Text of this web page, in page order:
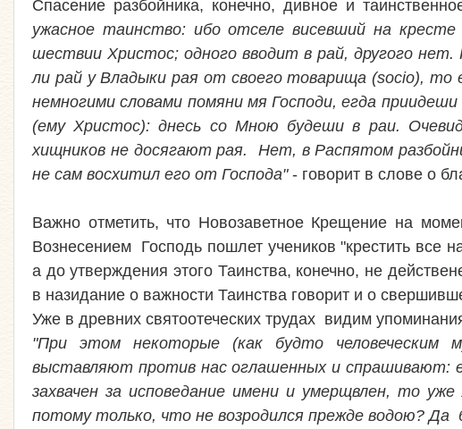
Спасение разбойника, конечно, дивное и
ужасное таинство: ибо отселе висевший на
шествии Христос; одного вводит в рай, другого
ли рай у Владыки рая от своего товарища (socio),
немногими словами помяни мя Господи, егда
(ему Христос): днесь со Мною будеши в раи.
хищников не досягают рая. Нет, в Распятом
не сам восхитил его от Господа"- говорит в слове о
Важно отметить, что Новозаветное Крещение на
Вознесением Господь пошлет учеников "крестить все
а до утверждения этого Таинства, конечно, не
в назидание о важности Таинства говорит и о
Уже в древних святоотеческих трудах видим
"При этом некоторые (как будто человеческим
выставляют против нас оглашенных и спрашивают:
захвачен за исповедание имени и умерщвлен, то
потому только, что не возродился прежде водою?